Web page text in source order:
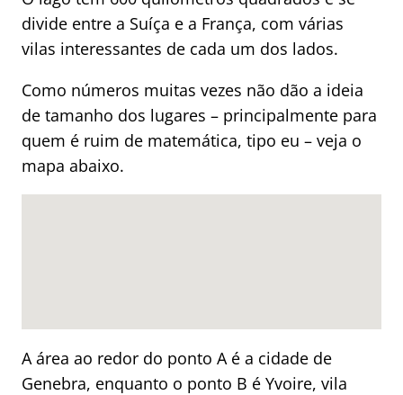
divide entre a Suíça e a França, com várias
vilas interessantes de cada um dos lados.
Como números muitas vezes não dão a ideia
de tamanho dos lugares – principalmente para
quem é ruim de matemática, tipo eu – veja o
mapa abaixo.
A área ao redor do ponto A é a cidade de
Genebra, enquanto o ponto B é Yvoire, vila